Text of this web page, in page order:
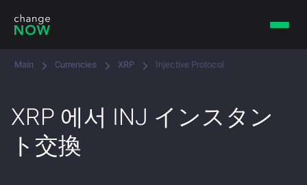
Main Currencies XRP Injective Protocol
XRP 에서 INJ インスタン
ト交換